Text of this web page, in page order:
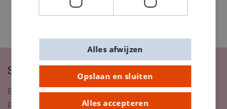
Schrijf je in op onze nieuwsbrief
Blijf op de hoogte van nieuwigheden, inspiratie,
promoties en meer!
Opslaan en sluiten
Alles accepteren
Alles afwijzen